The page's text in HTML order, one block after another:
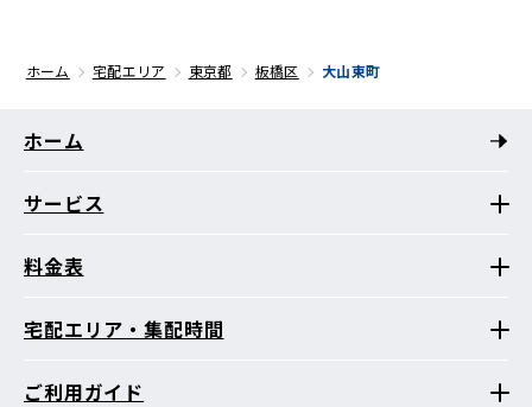
ホーム 宅配エリア 東京都 板橋区 大山東町
ホーム
サービス
料金表
宅配エリア・集配時間
ご利用ガイド